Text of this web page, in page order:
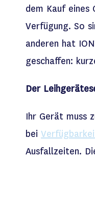
dem Kauf
Verfügung. So
anderen hat
geschaffen:
Der
Ihr Gerät muss
bei
Ausfallzeiten.